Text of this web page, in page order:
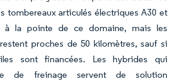
tombereaux articulés électriques A30 et
à la pointe de ce domaine, mais les
proches de 50 kilomètres, sauf si
sont financées. Les hybrides qui
de freinage servent de solution